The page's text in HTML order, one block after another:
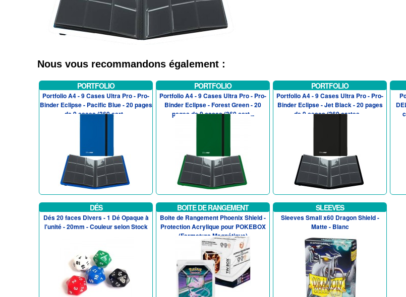
Nous vous recommandons également :
PORTFOLIO
Portfolio A4 - 9 Cases Ultra Pro - Pro-
Binder Eclipse - Pacific Blue - 20 pages
de 9 cases (360 cart...
PORTFOLIO
Portfolio A4 - 9 Cases Ultra Pro - Pro-
Binder Eclipse - Forest Green - 20
pages de 9 cases (360 cart...
PORTFOLIO
Portfolio A4 - 9 Cases Ultra Pro - Pro-
Binder Eclipse - Jet Black - 20 pages
de 9 cases (360 cartes ...
DÉS
Dés 20 faces Divers - 1 Dé Opaque à
l'unité - 20mm - Couleur selon Stock
BOITE DE RANGEMENT
Boite de Rangement Phoenix Shield -
Protection Acrylique pour POKEBOX
(Fermeture Magnétique)
SLEEVES
Sleeves Small x60 Dragon Shield -
Matte - Blanc